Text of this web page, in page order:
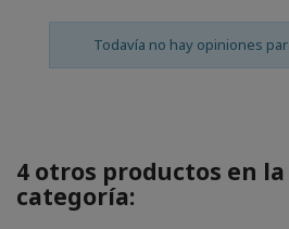
Todavía no hay opiniones
4 otros productos en
categoría: